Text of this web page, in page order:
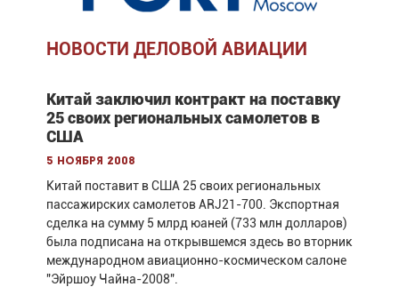
НОВОСТИ ДЕЛОВОЙ АВИАЦИИ
Китай заключил контракт на поставку
25 своих региональных самолетов в
США
5 ноября 2008
Китай поставит в США 25 своих региональных
пассажирских самолетов ARJ21-700. Экспортная
сделка на сумму 5 млрд юаней (733 млн долларов)
была подписана на открывшемся здесь во вторник
международном авиационно-космическом салоне
"Эйршоу Чайна-2008".